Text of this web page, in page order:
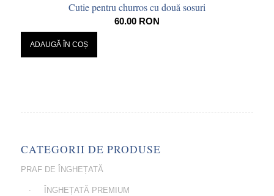
Cutie pentru churros cu două sosuri
60.00 RON
ADAUGĂ ÎN COȘ
CATEGORII DE PRODUSE
PRAF DE ÎNGHEȚATĂ
ÎNGHEȚATĂ PREMIUM